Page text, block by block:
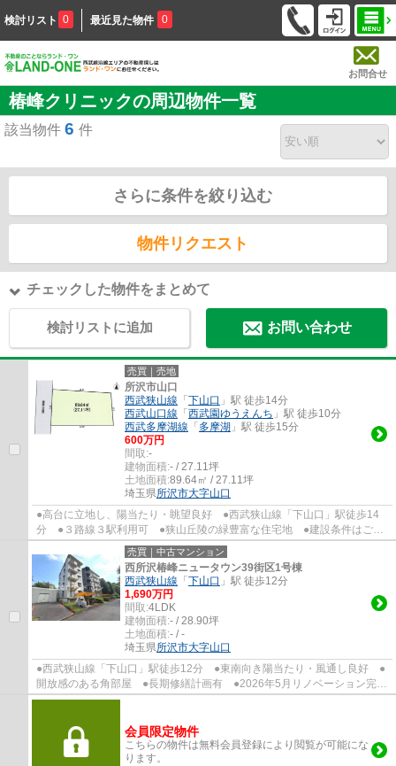
検討リスト 0 最近見た物件 0
お問合せ
椿峰クリニックの周辺物件一覧
該当物件 6 件
さらに条件を絞り込む
物件リクエスト
チェックした物件をまとめて
検討リストに追加 お問い合わせ
売買｜売地
所沢市山口
西武狭山線 「 下山口 」駅 徒歩14分
西武山口線 「 西武園ゆうえんち 」駅 徒歩10分
西武多摩湖線 「 多摩湖 」駅 徒歩15分
600万円
間取:-
建物面積:- / 27.11坪
土地面積:89.64㎡ / 27.11坪
埼玉県所沢市大字山口
●高台に立地し、陽当たり・眺望良好 ●西武狭山線「下山口」駅徒歩14
分 ●３路線３駅利用可 ●狭山丘陵の緑豊富な住宅地 ●建設条件はござ
いません、お好きなハウスメーカーで建築可能...
売買｜中古マンション
西所沢椿峰ニュータウン39街区1号棟
西武狭山線 「 下山口 」駅 徒歩12分
1,690万円
間取:4LDK
建物面積:- / 28.90坪
土地面積:- / -
埼玉県所沢市大字山口
●西武狭山線「下山口」駅徒歩12分 ●東南向き陽当たり・風通し良好 ●
開放感のある角部屋 ●長期修繕計画有 ●2026年5月リノベーション完
了 ●アフターサービス保証付き ●24時間365日...
会員限定物件
こちらの物件は無料会員登録により閲覧が可能にな
ります。